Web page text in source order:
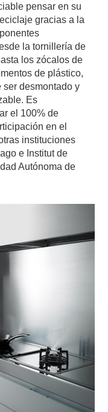
pensar en su
gracias a la
la tornillería de
los zócalos de
de plástico,
desmontado y
Es
el 100% de
en el
instituciones
e Institut de
Autónoma de